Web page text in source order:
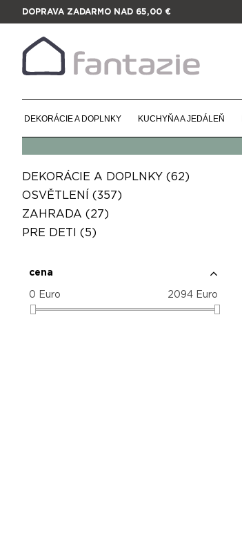
DOPRAVA ZADARMO NAD 65,00 €
DEKORÁCIE A DOPLNKY KUCHYŇA A JEDÁLEŇ
DEKORÁCIE A DOPLNKY (62)
OSVĚTLENÍ (357)
ZAHRADA (27)
PRE DETI (5)
cena
0 Euro 2094 Euro